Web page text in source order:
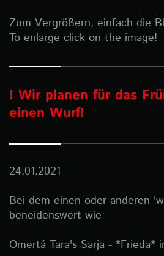
Zum Vergrößern, einfach die
To enlarge click on the image!
! Wir planen für das
einen Wurf!
24.01.2021
Bei dem einen oder anderen
beneidenswert wie
Omertá Tara's Sarja - *Frieda*